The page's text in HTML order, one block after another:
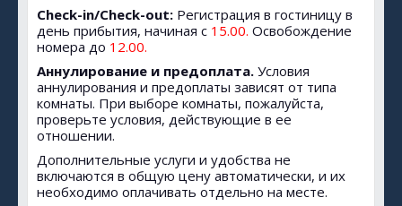
Check-in/Check-out: Регистрация в гостиницу в
день прибытия, начиная с 15.00.Освобождение
номера до 12.00.
Аннулирование и предоплата.Условия
аннулирования и предоплаты зависят от типа
комнаты. При выборе комнаты, пожалуйста,
проверьте условия, действующие в ее
отношении.
Дополнительные услуги и удобства не
включаются в общую цену автоматически, и их
необходимо оплачивать отдельно на месте.